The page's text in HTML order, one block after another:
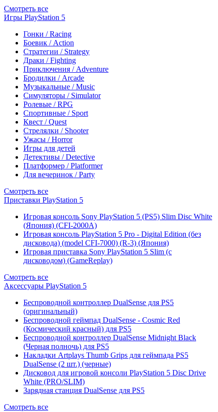
Смотреть все
Игры PlayStation 5
Гонки / Racing
Боевик / Action
Стратегии / Strategy
Драки / Fighting
Приключения / Adventure
Бродилки / Arcade
Музыкальные / Music
Симуляторы / Simulator
Ролевые / RPG
Спортивные / Sport
Квест / Quest
Стрелялки / Shooter
Ужасы / Horror
Игры для детей
Детективы / Detective
Платформер / Platformer
Для вечеринок / Party
Смотреть все
Приставки PlayStation 5
Игровая консоль Sony PlayStation 5 (PS5) Slim Disc White
(Япония) (CFI-2000A)
Игровая консоль PlayStation 5 Pro - Digital Edition (без
дисковода) (model CFI-7000) (R-3) (Япония)
Игровая приставка Sony PlayStation 5 Slim (с
дисководом) (GameReplay)
Смотреть все
Аксессуары PlayStation 5
Беспроводной контроллер DualSense для PS5
(оригинальный)
Беспроводной геймпад DualSense - Cosmic Red
(Космический красный) для PS5
Беспроводной контроллер DualSense Midnight Black
(Черная полночь) для PS5
Накладки Artplays Thumb Grips для геймпада PS5
DualSense (2 шт.) (черные)
Дисковод для игровой консоли PlayStation 5 Disc Drive
White (PRO/SLIM)
Зарядная станция DualSense для PS5
Смотреть все